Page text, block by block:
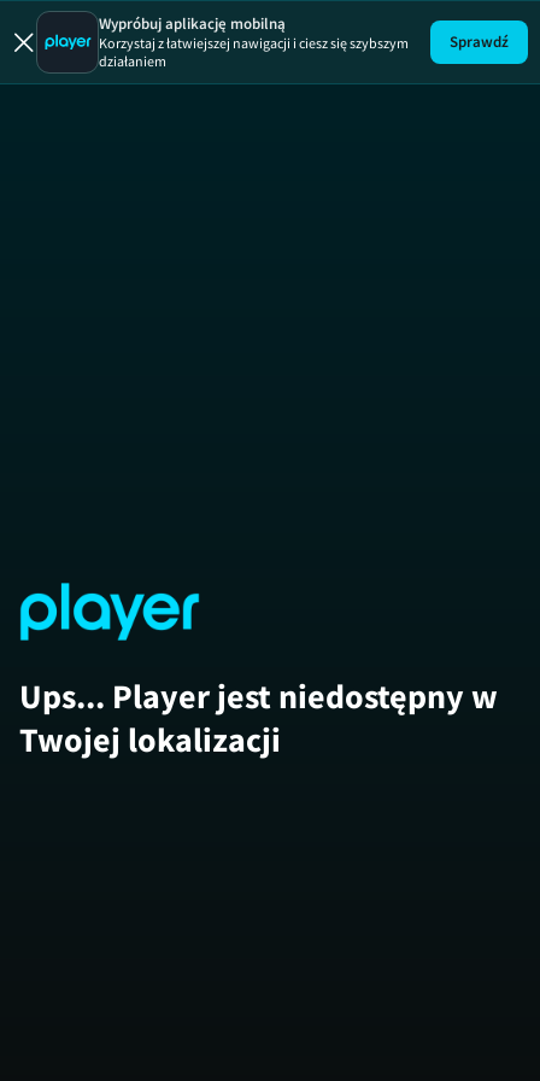
Wypróbuj aplikację mobilną
Korzystaj z łatwiejszej nawigacji i ciesz się szybszym
działaniem
Sprawdź
Ups... Player jest niedostępny w
Twojej lokalizacji